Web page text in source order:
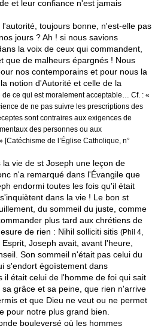
et leur confiance n'est jamais
toujours bonne, n'est-elle pas
jours ? Ah ! si nous savions
la voix de ceux qui commandent,
que de malheurs épargnés ! Nous
nos contemporains et pour nous la
notion d'Autorité et celle de la
de ce qui est moralement acceptable… Cf. : «
de ne pas suivre les prescriptions des
sont contraires aux exigences de
des personnes ou aux
[Catéchisme de l’Église Catholique, n°
vie de st Joseph une leçon de
n'a remarqué dans l'Évangile que
endormi toutes les fois qu'il était
dans la vie ! Le bon st
du sommeil du juste, comme
plus tard aux chrétiens de
de rien : Nihil solliciti sitis (Phil 4,
Esprit, Joseph avait, avant l'heure,
Son sommeil n'était pas celui du
s'endort égoïstement dans
il était celui de l'homme de foi qui sait
grâce et sa peine, que rien n'arrive
et que Dieu ne veut ou ne permet
pour notre plus grand bien.
bouleversé où les hommes